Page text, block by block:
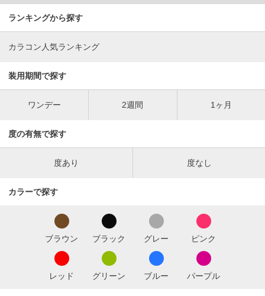
ランキングから探す
カラコン人気ランキング
装用期間で探す
ワンデー 2週間 1ヶ月
度の有無で探す
度あり 度なし
カラーで探す
ブラウン ブラック グレー ピンク
レッド グリーン ブルー パープル